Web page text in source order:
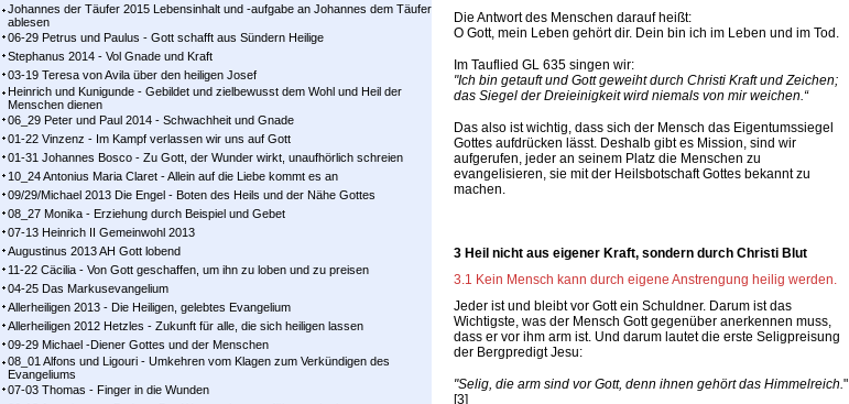
Johannes der Täufer 2015 Lebensinhalt und -aufgabe an Johannes dem Täufer
ablesen
06-29 Petrus und Paulus - Gott schafft aus Sündern Heilige
Stephanus 2014 - Vol Gnade und Kraft
03-19 Teresa von Avila über den heiligen Josef
Heinrich und Kunigunde - Gebildet und zielbewusst dem Wohl und Heil der
Menschen dienen
06_29 Peter und Paul 2014 - Schwachheit und Gnade
01-22 Vinzenz - Im Kampf ver­las­sen wir uns auf Gott
01-31 Johannes Bosco - Zu Gott, der Wunder wirkt, unaufhörlich schreien
10_24 Antonius Maria Claret - Allein auf die Liebe kommt es an
09/29/Michael 2013 Die Engel - Boten des Heils und der Nähe Gottes
08_27 Monika - Erziehung durch Beispiel und Gebet
07-13 Heinrich II Gemeinwohl 2013
Augustinus 2013 AH Gott lobend
11-22 Cäcilia - Von Gott geschaffen, um ihn zu loben und zu preisen
04-25 Das Markusevangelium
Allerheiligen 2013 - Die Heiligen, gelebtes Evangelium
Allerheiligen 2012 Hetzles - Zukunft für alle, die sich heiligen lassen
09-29 Michael -Diener Gottes und der Menschen
08_01 Alfons und Ligouri - Umkehren vom Klagen zum Verkündigen des
Evangeliums
07-03 Thomas - Finger in die Wunden
Die Antwort des Menschen darauf heißt:
O Gott, mein Leben gehört dir. Dein bin ich im Leben und im Tod.
Im Tauflied GL 635 singen wir:
"Ich bin getauft und Gott geweiht durch Christi Kraft und Zeichen;
das Siegel der Dreieinigkeit wird niemals von mir weichen.“
Das also ist wichtig, dass sich der Mensch das Eigentumssiegel
Gottes aufdrücken lässt. Deshalb gibt es Mission, sind wir
aufgerufen, jeder an seinem Platz die Menschen zu
evangelisieren, sie mit der Heilsbotschaft Gottes bekannt zu
machen.
3 Heil nicht aus eigener Kraft, sondern durch Christi Blut
3.1 Kein Mensch kann durch eigene Anstrengung heilig werden.
Jeder ist und bleibt vor Gott ein Schuldner. Darum ist das
Wichtigste, was der Mensch Gott gegenüber anerkennen muss,
dass er vor ihm arm ist. Und darum lautet die erste Seligpreisung
der Bergpredigt Jesu:
"Selig, die arm sind vor Gott, denn ihnen gehört das Himmelreich."
[3]